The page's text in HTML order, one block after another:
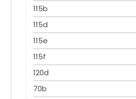
115b
115d
115e
115f
120d
70b